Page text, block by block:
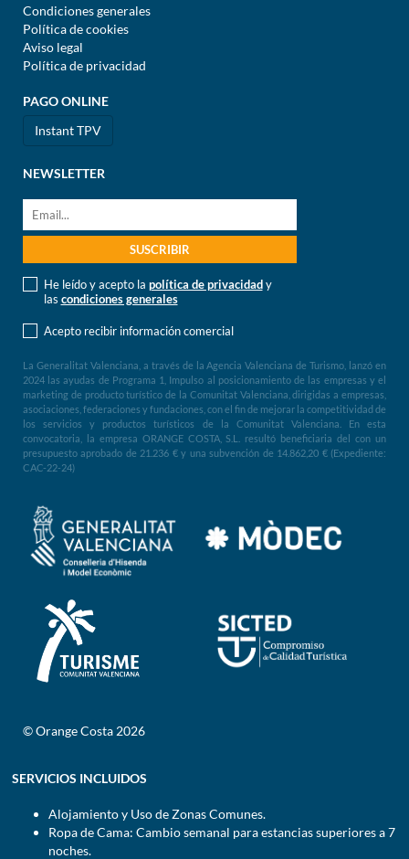
Condiciones generales
Política de cookies
Aviso legal
Política de privacidad
PAGO ONLINE
Instant TPV
NEWSLETTER
He leído y acepto la política de privacidady
las condiciones generales
Acepto recibir información comercial
La Generalitat Valenciana, a través de la Agencia Valenciana de Turismo, lanzó en
2024 las ayudas de Programa 1, Impulso al posicionamiento de las empresas y el
marketing de producto turístico de la Comunitat Valenciana, dirigidas a empresas,
asociaciones, federaciones y fundaciones, con el fin de mejorar la competitividad de
los servicios y productos turísticos de la Comunitat Valenciana. En esta
convocatoria, la empresa ORANGE COSTA, S.L. resultó beneficiaria del con un
presupuesto aprobado de 21.236 € y una subvención de 14.862,20 € (Expediente:
CAC-22-24)
© Orange Costa 2026
SERVICIOS INCLUIDOS
Alojamiento y Uso de Zonas Comunes.
Ropa de Cama: Cambio semanal para estancias superiores a 7
noches.